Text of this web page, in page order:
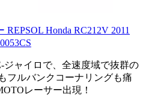
Honda RC212V 2011
ジャイロで、全速度域で抜群の
フルバンクコーナリングも痛
レーサー出現！